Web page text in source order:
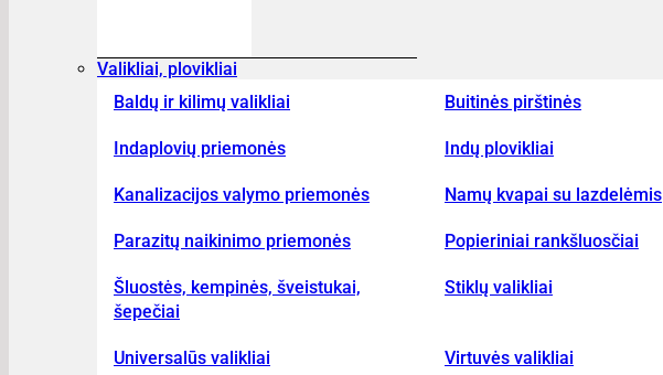
Valikliai, plovikliai
Baldų ir kilimų valikliai
Buitinės pirštinės
Indaplovių priemonės Indų plovikliai
Kanalizacijos valymo priemonės Namų kvapai su lazdelėmis
Parazitų naikinimo priemonės Popieriniai rankšluosčiai
Šluostės, kempinės, šveistukai,
šepečiai
Stiklų valikliai
Universalūs valikliai Virtuvės valikliai